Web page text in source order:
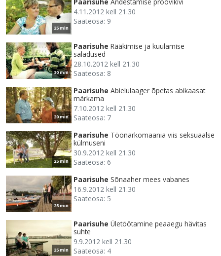
25 min
4.11.2012 kell 21.30
Saateosa: 9
30 min
Paarisuhe Rääkimise ja kuulamise
saladused
28.10.2012 kell 21.30
Saateosa: 8
20 min
Paarisuhe Abielulaager õpetas abikaasat
märkama
7.10.2012 kell 21.30
Saateosa: 7
25 min
Paarisuhe Töönarkomaania viis seksuaalse
külmuseni
30.9.2012 kell 21.30
Saateosa: 6
25 min
Paarisuhe Sõnaaher mees vabanes
16.9.2012 kell 21.30
Saateosa: 5
25 min
Paarisuhe Ületöötamine peaaegu hävitas
suhte
9.9.2012 kell 21.30
Saateosa: 4